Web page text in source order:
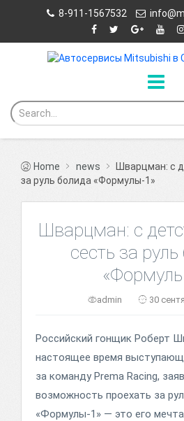
8-911-1567532
Home news
Шварцман: с
за руль болида «Формулы-1»
Шварцман: с
сесть за
admin 30
Российский гонщик Роберт
настоящее время
за команду Prema Racing,
возможность проехать за
«Формулы-1» — это его